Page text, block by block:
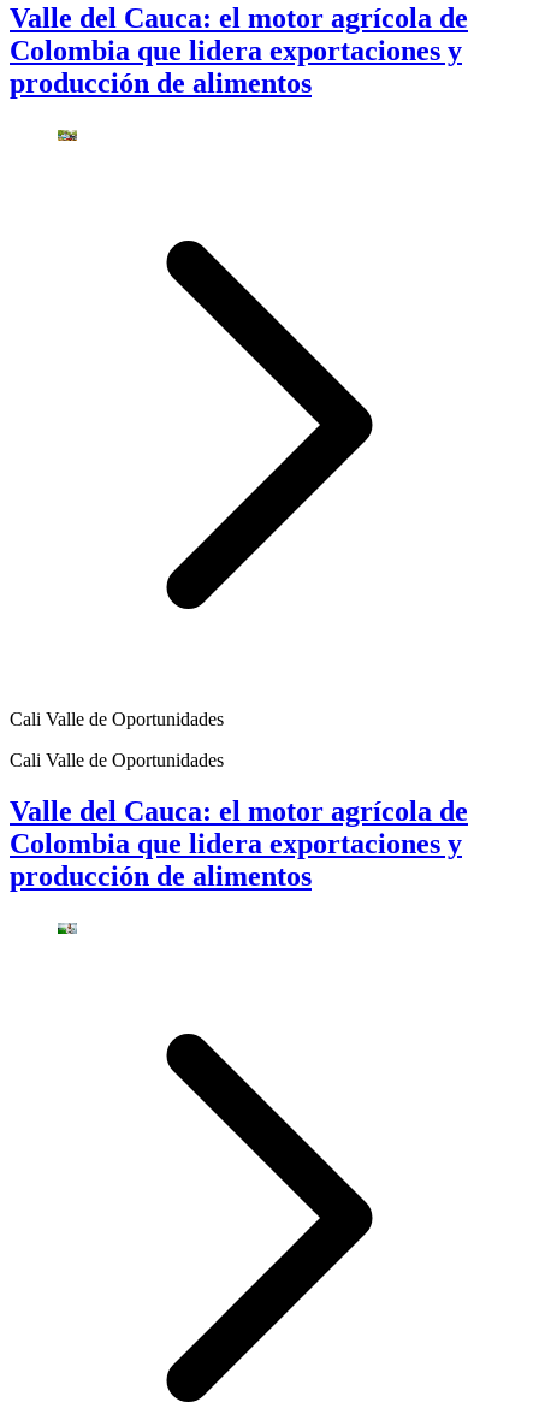
Valle del Cauca: el motor agrícola de
Colombia que lidera exportaciones y
producción de alimentos
Cali Valle de Oportunidades
Cali Valle de Oportunidades
Valle del Cauca: el motor agrícola de
Colombia que lidera exportaciones y
producción de alimentos